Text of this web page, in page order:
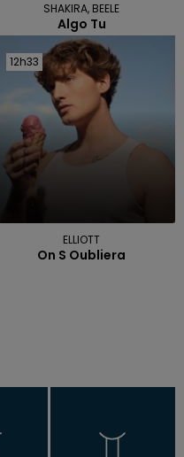
SHAKIRA, BEELE
Algo Tu
12h33
12h33
ELLIOTT
On S Oubliera